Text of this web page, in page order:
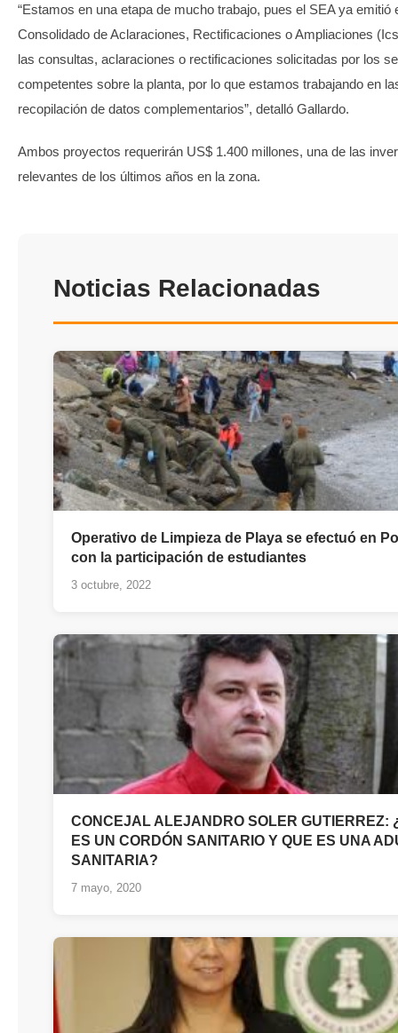
“Estamos en una etapa de mucho trabajo, pues el SEA ya emitió
Consolidado de Aclaraciones, Rectificaciones o Ampliaciones
las consultas, aclaraciones o rectificaciones solicitadas por los
competentes sobre la planta, por lo que estamos trabajando en
recopilación de datos complementarios”, detalló Gallardo.
Ambos proyectos requerirán US$ 1.400 millones, una de las
relevantes de los últimos años en la zona.
Noticias Relacionadas
Operativo de Limpieza de Playa se efectuó en
con la participación de estudiantes
3 octubre, 2022
CONCEJAL ALEJANDRO SOLER GUTIERREZ:
ES UN CORDÓN SANITARIO Y QUE ES UNA
SANITARIA?
7 mayo, 2020